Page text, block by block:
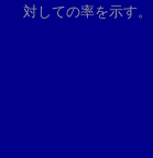
対しての率を示す。